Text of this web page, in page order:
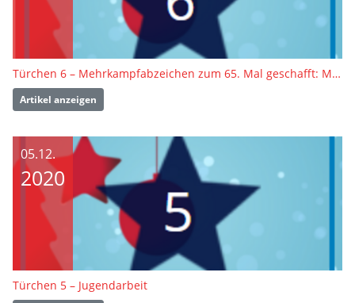
Türchen 6 – Mehrkampfabzeichen zum 65. Mal geschafft: Manfred Erdmann
Artikel anzeigen
05.12.
2020
Türchen 5 – Jugendarbeit